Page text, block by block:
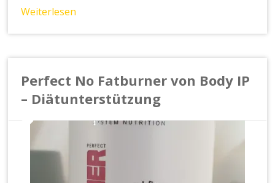
Weiterlesen
Perfect No Fatburner von Body IP
– Diätunterstützung